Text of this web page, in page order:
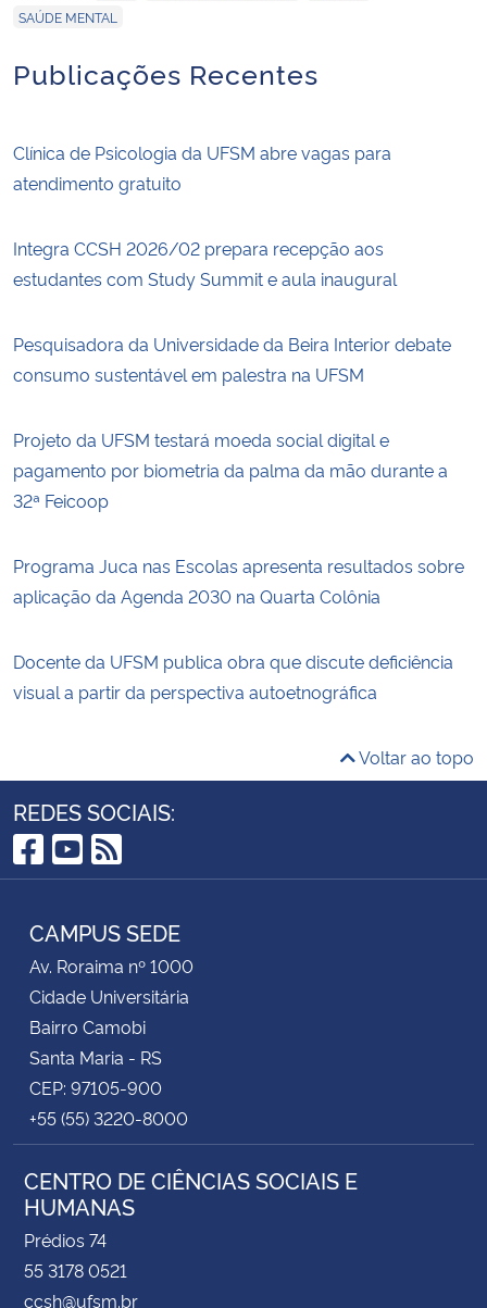
SAÚDE MENTAL
Publicações Recentes
Clínica de Psicologia da UFSM abre vagas para
atendimento gratuito
Integra CCSH 2026/02 prepara recepção aos
estudantes com Study Summit e aula inaugural
Pesquisadora da Universidade da Beira Interior debate
consumo sustentável em palestra na UFSM
Projeto da UFSM testará moeda social digital e
pagamento por biometria da palma da mão durante a
32ª Feicoop
Programa Juca nas Escolas apresenta resultados sobre
aplicação da Agenda 2030 na Quarta Colônia
Docente da UFSM publica obra que discute deficiência
visual a partir da perspectiva autoetnográfica
Voltar ao topo
REDES SOCIAIS:
Facebook
YouTube
RSS
CAMPUS SEDE
Av. Roraima nº 1000
Cidade Universitária
Bairro Camobi
Santa Maria - RS
CEP: 97105-900
+55 (55) 3220-8000
CENTRO DE CIÊNCIAS SOCIAIS E
HUMANAS
Prédios 74
55 3178 0521
ccsh@ufsm.br